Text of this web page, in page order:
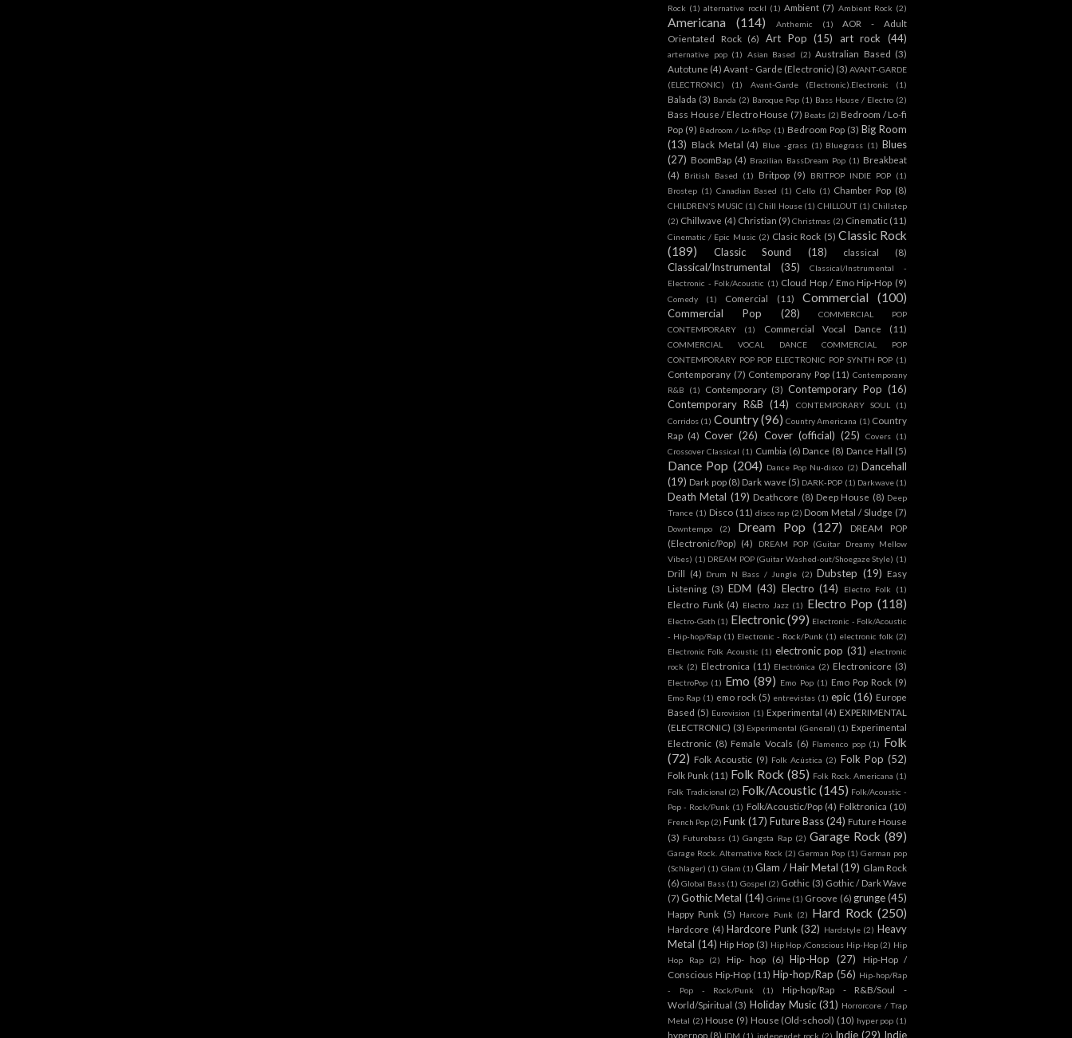
Rock (1) alternative rockl (1) Ambient (7) Ambient Rock (2)
Americana (114) Anthemic (1)
AOR - Adult
Orientated Rock (6) Art Pop (15) art rock (44)
arternative pop (1) Asian Based (2) Australian Based (3)
Autotune (4) Avant - Garde (Electronic) (3) AVANT-GARDE
(ELECTRONIC)
(1) Avant-Garde (Electronic).Electronic (1)
Balada (3) Banda (2) Baroque Pop (1) Bass House / Electro (2)
Bass House / Electro House (7) Beats (2) Bedroom / Lo-fi
Pop (9) Bedroom / Lo-fiPop (1) Bedroom Pop (3) Big Room
(13) Black Metal (4) Blue -grass (1) Bluegrass (1) Blues
(27) BoomBap (4) Brazilian BassDream Pop (1) Breakbeat
(4)
British Based (1) Britpop (9) BRITPOP INDIE POP (1)
Brostep (1) Canadian Based (1) Cello (1) Chamber Pop (8)
CHILDREN'S MUSIC (1) Chill House (1) CHILLOUT (1) Chillstep
(2) Chillwave (4) Christian (9) Christmas (2) Cinematic (11)
Cinematic / Epic Music (2) Clasic Rock (5) Classic Rock
(189)
Classic Sound (18) classical (8)
Classical/Instrumental (35)
Classical/Instrumental -
Electronic - Folk/Acoustic (1) Cloud Hop / Emo Hip-Hop (9)
Comedy (1) Comercial (11) Commercial (100)
Commercial Pop (28)
COMMERCIAL POP
CONTEMPORARY
(1) Commercial Vocal Dance (11)
COMMERCIAL VOCAL DANCE COMMERCIAL POP
CONTEMPORARY POP POP ELECTRONIC POP SYNTH POP (1)
Contemporany (7) Contemporany Pop (11) Contemporany
R&B
(1) Contemporary (3) Contemporary Pop (16)
Contemporary R&B (14) CONTEMPORARY SOUL
(1)
Corridos (1) Country(96) Country Americana (1) Country
Rap (4) Cover (26) Cover (official) (25) Covers (1)
Crossover Classical (1) Cumbia (6) Dance (8) Dance Hall (5)
Dance Pop (204) Dance Pop Nu-disco (2) Dancehall
(19) Dark pop (8) Dark wave (5) DARK-POP (1) Darkwave (1)
Death Metal (19) Deathcore (8) Deep House (8) Deep
Trance (1) Disco (11) disco rap (2) Doom Metal / Sludge (7)
Downtempo (2) Dream Pop (127)
DREAM POP
(Electronic/Pop) (4)
DREAM POP (Guitar Dreamy Mellow
Vibes) (1) DREAM POP (Guitar Washed-out/Shoegaze Style) (1)
Drill (4) Drum N Bass / Jungle (2) Dubstep (19) Easy
Listening (3) EDM (43) Electro (14) Electro Folk (1)
Electro Funk (4) Electro Jazz (1) Electro Pop (118)
Electro-Goth (1) Electronic(99) Electronic - Folk/Acoustic
- Hip-hop/Rap (1) Electronic - Rock/Punk (1) electronic folk (2)
Electronic Folk Acoustic (1) electronic pop (31) electronic
rock (2) Electronica (11) Electrónica (2) Electronicore (3)
ElectroPop (1) Emo (89) Emo Pop (1) Emo Pop Rock (9)
Emo Rap (1) emo rock (5) entrevistas (1) epic (16) Europe
Based (5) Eurovision (1) Experimental (4) EXPERIMENTAL
(ELECTRONIC) (3) Experimental (General) (1) Experimental
Electronic (8) Female Vocals (6) Flamenco pop (1) Folk
(72) Folk Acoustic (9) Folk Acústica (2) Folk Pop (52)
Folk Punk (11) Folk Rock (85) Folk Rock. Americana (1)
Folk Tradicional (2) Folk/Acoustic (145) Folk/Acoustic -
Pop - Rock/Punk (1) Folk/Acoustic/Pop (4) Folktronica (10)
French Pop (2) Funk (17) Future Bass(24) Future House
(3) Futurebass (1) Gangsta Rap (2) Garage Rock (89)
Garage Rock. Alternative Rock (2) German Pop (1) German pop
(Schlager) (1) Glam (1) Glam / Hair Metal (19) Glam Rock
(6) Global Bass (1) Gospel (2) Gothic (3) Gothic / Dark Wave
(7) Gothic Metal (14) Grime (1) Groove (6) grunge (45)
Happy Punk (5) Harcore Punk (2) Hard Rock (250)
Hardcore (4) Hardcore Punk (32) Hardstyle (2) Heavy
Metal (14) Hip Hop (3) Hip Hop /Conscious Hip-Hop (2) Hip
Hop Rap
(2) Hip- hop (6) Hip-Hop (27)
Hip-Hop /
Conscious Hip-Hop (11) Hip-hop/Rap (56) Hip-hop/Rap
- Pop - Rock/Punk
(1)
Hip-hop/Rap - R&B/Soul -
World/Spiritual (3) Holiday Music (31) Horrorcore / Trap
Metal (2) House (9) House (Old-school) (10) hyper pop (1)
hyperpop (8) IDM (1) independet rock (2) Indie (29) Indie